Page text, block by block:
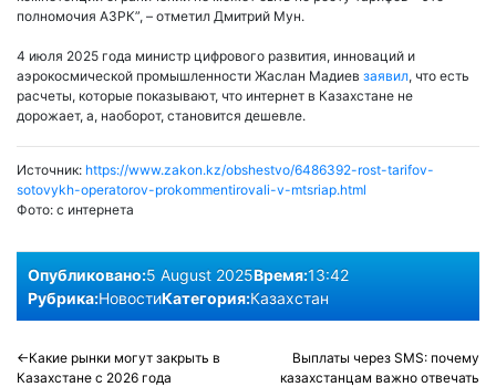
полномочия АЗРК”, – отметил Дмитрий Мун.
4 июля 2025 года министр цифрового развития, инноваций и
аэрокосмической промышленности Жаслан Мадиев заявил, что есть
расчеты, которые показывают, что интернет в Казахстане не
дорожает, а, наоборот, становится дешевле.
Источник: https://www.zakon.kz/obshestvo/6486392-rost-tarifov-
sotovykh-operatorov-prokommentirovali-v-mtsriap.html
Фото: с интернета
Опубликовано:5 August 2025Время:13:42
Рубрика:НовостиКатегория:Казахстан
Post
Какие рынки могут закрыть в
Казахстане с 2026 года
Выплаты через SMS: почему
казахстанцам важно отвечать